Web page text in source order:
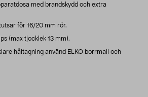
med brandskydd och extra
för 16/20 mm rör.
(max tjocklek 13 mm).
håltagning använd ELKO borrmall och